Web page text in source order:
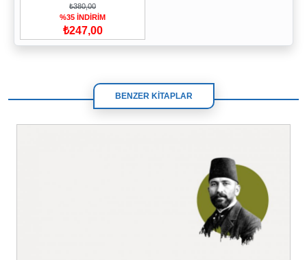
₺380,00
%35 İNDİRİM
₺247,00
BENZER KİTAPLAR